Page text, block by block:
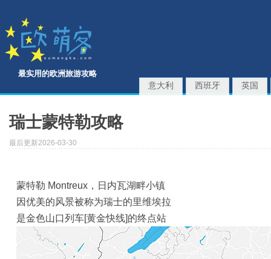
最实用的欧洲旅游攻略
意大利 西班牙 英国
瑞士蒙特勒攻略
最后更新2026-03-30
蒙特勒 Montreux，日内瓦湖畔小镇
因优美的风景被称为瑞士的里维埃拉
是金色山口列车[黄金快线]的终点站